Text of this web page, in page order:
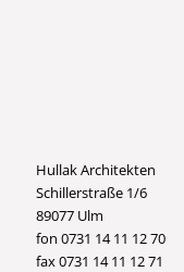
Hullak Architekten
Schillerstraße 1/6
89077 Ulm
fon 0731 14 11 12 70
fax 0731 14 11 12 71